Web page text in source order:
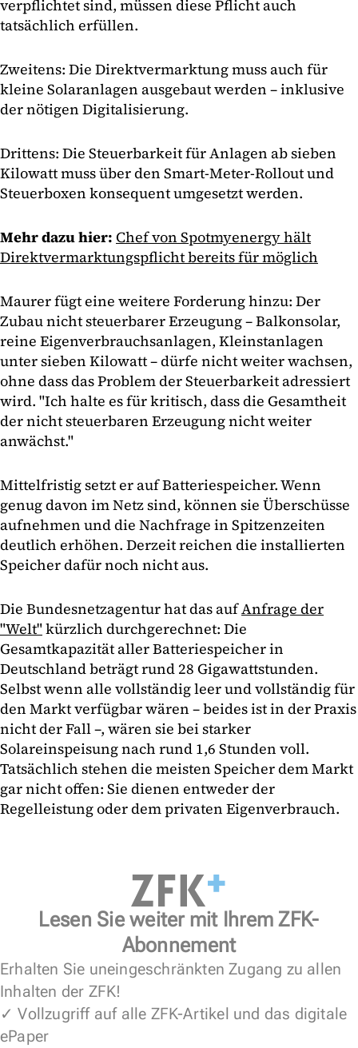
verpflichtet sind, müssen diese Pflicht auch
tatsächlich erfüllen.
Zweitens: Die Direktvermarktung muss auch für
kleine Solaranlagen ausgebaut werden – inklusive
der nötigen Digitalisierung.
Drittens: Die Steuerbarkeit für Anlagen ab sieben
Kilowatt muss über den Smart-Meter-Rollout und
Steuerboxen konsequent umgesetzt werden.
Mehr dazu hier: Chef von Spotmyenergy hält
Direktvermarktungspflicht bereits für möglich
Maurer fügt eine weitere Forderung hinzu: Der
Zubau nicht steuerbarer Erzeugung – Balkonsolar,
reine Eigenverbrauchsanlagen, Kleinstanlagen
unter sieben Kilowatt – dürfe nicht weiter wachsen,
ohne dass das Problem der Steuerbarkeit adressiert
wird. "Ich halte es für kritisch, dass die Gesamtheit
der nicht steuerbaren Erzeugung nicht weiter
anwächst."
Mittelfristig setzt er auf Batteriespeicher. Wenn
genug davon im Netz sind, können sie Überschüsse
aufnehmen und die Nachfrage in Spitzenzeiten
deutlich erhöhen. Derzeit reichen die installierten
Speicher dafür noch nicht aus.
Die Bundesnetzagentur hat das aufAnfrage der
"Welt"kürzlich durchgerechnet: Die
Gesamtkapazität aller Batteriespeicher in
Deutschland beträgt rund 28 Gigawattstunden.
Selbst wenn alle vollständig leer und vollständig für
den Markt verfügbar wären – beides ist in der Praxis
nicht der Fall –, wären sie bei starker
Solareinspeisung nach rund 1,6 Stunden voll.
Tatsächlich stehen die meisten Speicher dem Markt
gar nicht offen: Sie dienen entweder der
Regelleistung oder dem privaten Eigenverbrauch.
Lesen Sie weiter mit Ihrem ZFK-
Abonnement
Erhalten Sie uneingeschränkten Zugang zu allen
Inhalten der ZFK!
✓ Vollzugriff auf alle ZFK-Artikel und das digitale
ePaper